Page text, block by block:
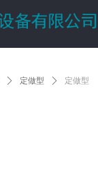
ꄲ 定做型 ꄲ 定做型